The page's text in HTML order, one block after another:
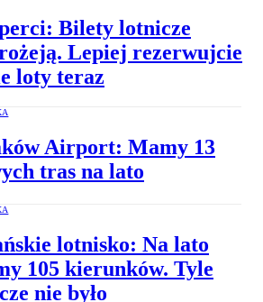
Bilety lotnicze
Lepiej rezerwujcie
loty teraz
Airport: Mamy 13
tras na lato
lotnisko: Na lato
105 kierunków. Tyle
nie było